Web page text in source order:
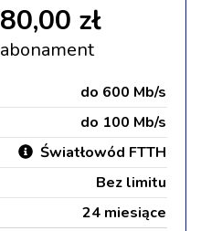
80,00 zł
abonament
do 600 Mb/s
do 100 Mb/s
Światłowód FTTH
Bez limitu
24 miesiące